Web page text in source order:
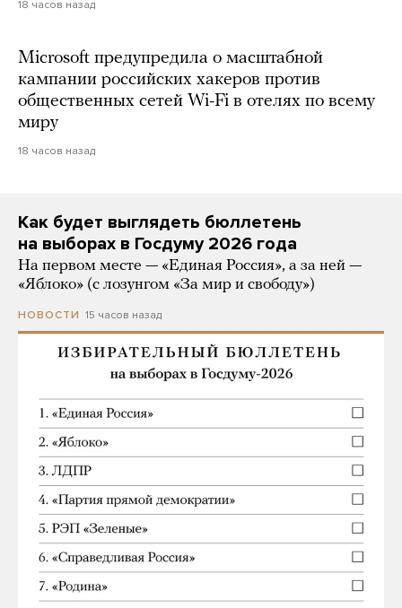
18 часов назад
Microsoft предупредила о масштабной
кампании российских хакеров против
общественных сетей Wi-Fi в отелях по всему
миру
18 часов назад
Как будет выглядеть бюллетень
на выборах в Госдуму 2026 года
На первом месте — «Единая Россия», а за ней —
«Яблоко» (с лозунгом «За мир и свободу»)
НОВОСТИ 15 часов назад